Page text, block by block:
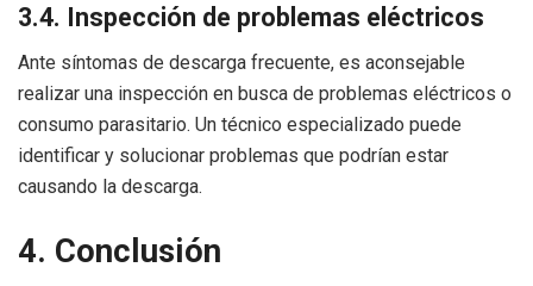
3.4. Inspección de problemas eléctricos
Ante síntomas de descarga frecuente, es aconsejable
realizar una inspección en busca de problemas eléctricos o
consumo parasitario. Un técnico especializado puede
identificar y solucionar problemas que podrían estar
causando la descarga.
4. Conclusión